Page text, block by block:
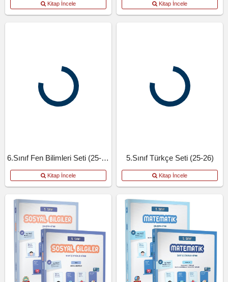
Kitap İncele Kitap İncele
6.Sınıf Fen Bilimleri Seti (25-26)
Kitap İncele
5.Sınıf Türkçe Seti (25-26)
Kitap İncele